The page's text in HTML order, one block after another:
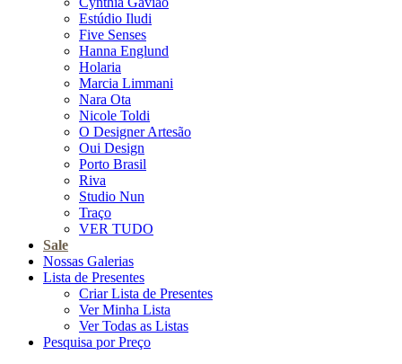
Estúdio Iludi
Five Senses
Hanna Englund
Holaria
Marcia Limmani
Nara Ota
Nicole Toldi
O Designer Artesão
Oui Design
Porto Brasil
Riva
Studio Nun
Traço
VER TUDO
Sale
Nossas Galerias
Lista de Presentes
Criar Lista de Presentes
Ver Minha Lista
Ver Todas as Listas
Pesquisa por Preço